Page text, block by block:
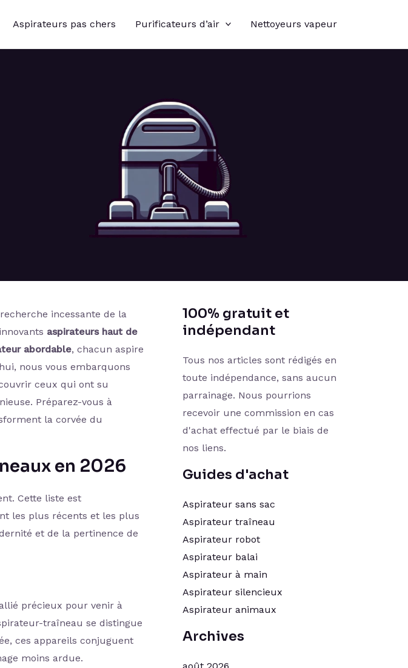
Aspirateurs pas chers Purificateurs d’air Nettoyeurs vapeur
incessante de la
aspirateurs haut de
abordable, chacun aspire
nous vous embarquons
ceux qui ont su
Préparez-vous à
la corvée du
en 2026
Cette liste est
les plus récents et les plus
et de la pertinence de
précieux pour venir à
traîneau se distingue
ces appareils conjuguent
moins ardue.
100% gratuit et
indépendant
Tous nos articles sont rédigés en
toute indépendance, sans aucun
parrainage. Nous pourrions
recevoir une commission en cas
d'achat effectué par le biais de
nos liens.
Guides d'achat
Aspirateur sans sac
Aspirateur traîneau
Aspirateur robot
Aspirateur balai
Aspirateur à main
Aspirateur silencieux
Aspirateur animaux
Archives